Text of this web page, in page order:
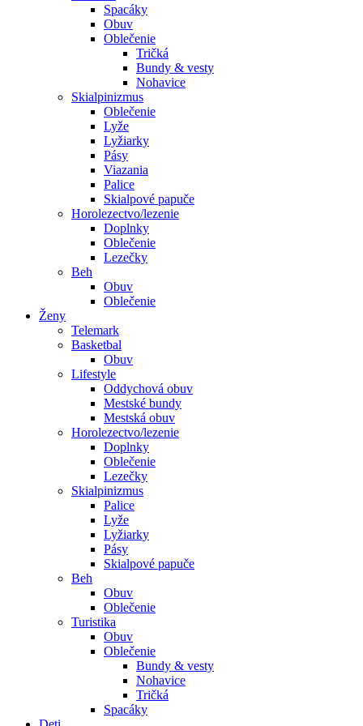
Spacáky
Obuv
Oblečenie
Tričká
Bundy & vesty
Nohavice
Skialpinizmus
Oblečenie
Lyže
Lyžiarky
Pásy
Viazania
Palice
Skialpové papuče
Horolezectvo/lezenie
Doplnky
Oblečenie
Lezečky
Beh
Obuv
Oblečenie
Ženy
Telemark
Basketbal
Obuv
Lifestyle
Oddychová obuv
Mestské bundy
Mestská obuv
Horolezectvo/lezenie
Doplnky
Oblečenie
Lezečky
Skialpinizmus
Palice
Lyže
Lyžiarky
Pásy
Skialpové papuče
Beh
Obuv
Oblečenie
Turistika
Obuv
Oblečenie
Bundy & vesty
Nohavice
Tričká
Spacáky